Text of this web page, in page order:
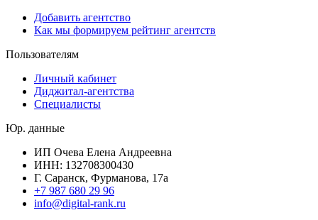
Добавить агентство
Как мы формируем рейтинг агентств
Пользователям
Личный кабинет
Диджитал-агентства
Специалисты
Юр. данные
ИП Очева Елена Андреевна
ИНН: 132708300430
Г. Саранск, Фурманова, 17а
+7 987 680 29 96
info@digital-rank.ru